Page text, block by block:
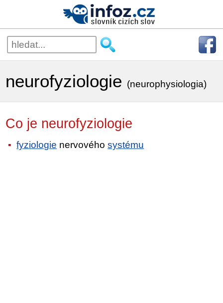
neurofyziologie (neurophysiologia)
Co je neurofyziologie
fyziologie nervovéhosystému